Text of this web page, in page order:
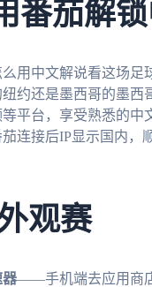
番茄解
用中文解说看这场足
约还是墨西哥的墨西
平台，享受熟悉的中
连接后IP显示国内，
观赛
器——手机端去应用商